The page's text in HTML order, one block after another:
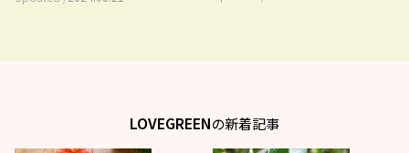
LOVEGREENの新着記事